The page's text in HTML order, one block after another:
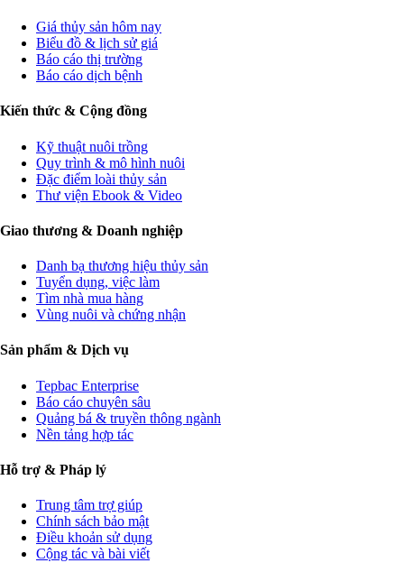
Giá thủy sản hôm nay
Biểu đồ & lịch sử giá
Báo cáo thị trường
Báo cáo dịch bệnh
Kiến thức & Cộng đồng
Kỹ thuật nuôi trồng
Quy trình & mô hình nuôi
Đặc điểm loài thủy sản
Thư viện Ebook & Video
Giao thương & Doanh nghiệp
Danh bạ thương hiệu thủy sản
Tuyển dụng, việc làm
Tìm nhà mua hàng
Vùng nuôi và chứng nhận
Sản phẩm & Dịch vụ
Tepbac Enterprise
Báo cáo chuyên sâu
Quảng bá & truyền thông ngành
Nền tảng hợp tác
Hỗ trợ & Pháp lý
Trung tâm trợ giúp
Chính sách bảo mật
Điều khoản sử dụng
Cộng tác và bài viết